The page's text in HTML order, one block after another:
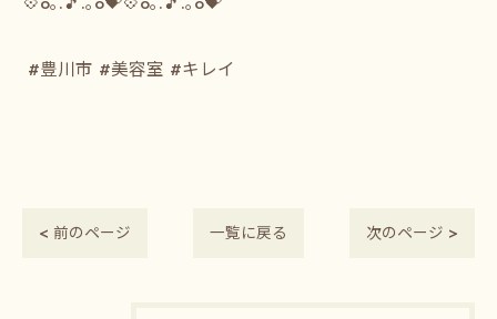
⁡ #豊川市 #美容室 #キレイ
< 前のページ 一覧に戻る 次のページ >